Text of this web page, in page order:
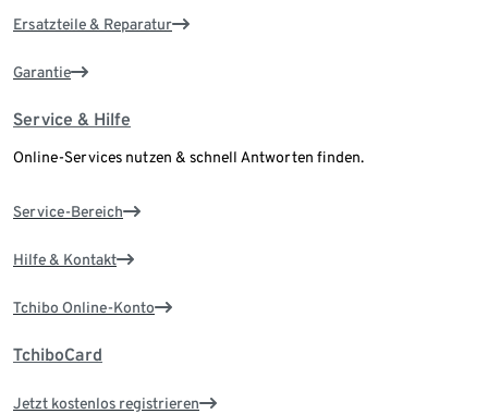
Ersatzteile & Reparatur
Garantie
Service & Hilfe
Online-Services nutzen & schnell Antworten finden.
Service-Bereich
Hilfe & Kontakt
Tchibo Online-Konto
TchiboCard
Jetzt kostenlos registrieren